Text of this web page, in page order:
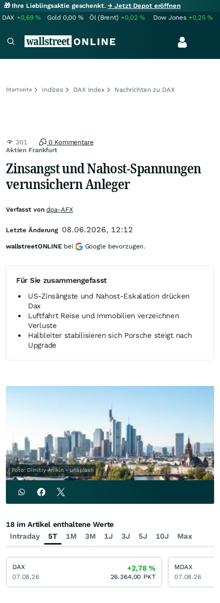
🎁 Ihre Lieblingsaktie geschenkt.→ Jetzt Depot eröffnen
DAX +0,69% Gold 0,00 % Öl (Brent) +0,02% Dow Jones +0,25%
Startseite Indizes DAX Index Nachrichten zu DAX
Aktien Frankfurt
301 0 Kommentare
Zinsangst und Nahost-Spannungen
verunsichern Anleger
Für Sie zusammengefasst
US-Zinsängste und Nahost-Eskalation drücken
Dax
Luftfahrt Reise und Immobilien verzeichnen
Verluste
Halbleiter stabilisieren sich Porsche steigt nach
Upgrade
Foto: Dimitry Anikin - unsplash
Verfasst vondpa-AFX
Letzte Änderung 08.06.2026, 12:12
wallstreetONLINE bei Google bevorzugen.
Intraday 5T 1M 3M 1J 3J 5J 10J Max
18 im Artikel enthaltene Werte
DAX
07.08.26
+2,78%
26.364,00 PKT
MDAX
07.08.26